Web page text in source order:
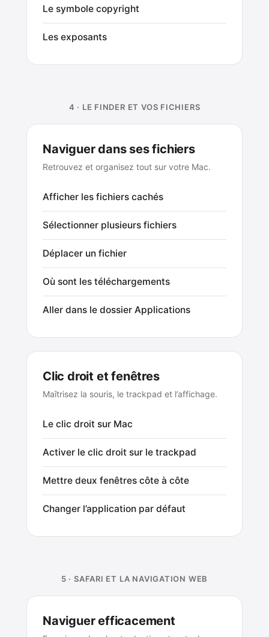
Le symbole copyright
Les exposants
4 · LE FINDER ET VOS FICHIERS
Naviguer dans ses fichiers
Retrouvez et organisez tout sur votre Mac.
Afficher les fichiers cachés
Sélectionner plusieurs fichiers
Déplacer un fichier
Où sont les téléchargements
Aller dans le dossier Applications
Clic droit et fenêtres
Maîtrisez la souris, le trackpad et l’affichage.
Le clic droit sur Mac
Activer le clic droit sur le trackpad
Mettre deux fenêtres côte à côte
Changer l’application par défaut
5 · SAFARI ET LA NAVIGATION WEB
Naviguer efficacement